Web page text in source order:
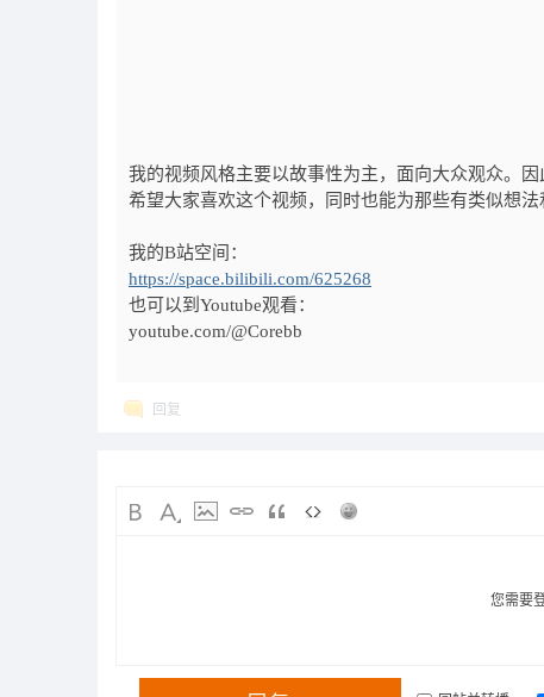
我的视频风格主要以故事性为主，面向大众观众。
希望大家喜欢这个视频，同时也能为那些有类似想法
我的B站空间 ：
https://space.bilibili.com/625268
也可以到 Youtube观看：
youtube.com/@Corebb
回复
您需要